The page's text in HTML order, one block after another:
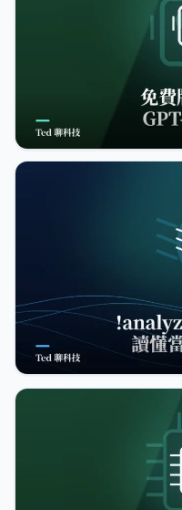
ChatGPT 免費
Luna:無限對話
2026-08-08
WinDbg !analyze -v
告,搞懂 STACK_TEXT